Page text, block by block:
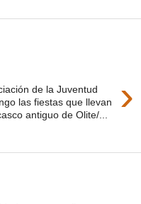
›
de la Juventud
las fiestas que llevan
antiguo de Olite/...